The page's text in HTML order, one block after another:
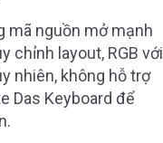
mã nguồn mở mạnh
chỉnh layout, RGB với
nhiên, không hỗ trợ
Das Keyboard để